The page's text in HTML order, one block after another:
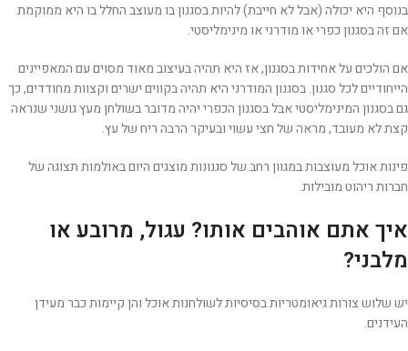
בנוסף היא יכולה (אבל לא חייבת) להיות בסגנון בו מעוצב החלל בו היא ממוקמת
אם זה בסגנון כפרי או מודרני או מינימליסטי.
אם הולכים על אחידות בסגנון, אז היא תהיה בעיצוב מאוד מסוים עם המאפיינים
הייחודיים לכל סגנון. בסגנון המודרני היא תהיה בקווים ישרים וקצוות מחודדים, כך
גם בסגנון המינימליסטי אבל בסגנון הכפרי יהיה מדובר בשולחן מעץ גושני שנראה
קצת לא מעובד, מראה של חצי עשוי ובעיקר הרבה ריח של עץ.
פינות אוכל מעוצבות במגוון רחב של סגנונות מוצגים היום באולמות תצוגה של
חברות ריהוט מובילות.
איך אתם אוהבים אותו? עגול, מרובע או
מלבני?
יש שלוש צורות גיאומטריות בסיסיות לשולחנות אוכל והן קיימות כבר מעידן
העידנים.